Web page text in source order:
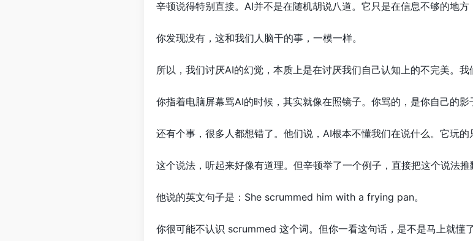
辛顿说得特别直接。AI并不是在随机胡说八道。它只是在信息不够的地方
你发现没有，这和我们人脑干的事，一模一样。
所以，我们讨厌AI的幻觉，本质上是在讨厌我们自己认知上的不完美。我
你指着电脑屏幕骂AI的时候，其实就像在照镜子。你骂的，是你自己的影
还有个事，很多人都想错了。他们说，AI根本不懂我们在说什么。它玩的
这个说法，听起来好像有道理。但辛顿举了一个例子，直接把这个说法推
他说的英文句子是：She scrummed him with a frying pan。
你很可能不认识 scrummed 这个词。但你一看这句话，是不是马上就懂